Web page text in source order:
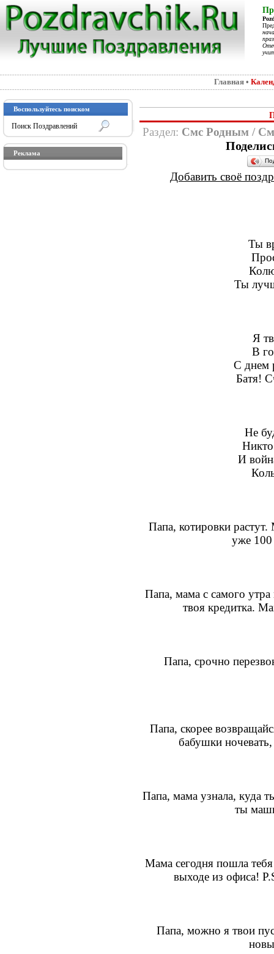
Главная •
Воспользуйтесь поиском
Реклама
Раздел: Смс Родным /
Добавить своё
Ты
Ты
Я
В
С днем
Батя!
Не
Никто
И
Папа, котировки
уже 100
Папа, мама с самого
твоя кредитка.
Папа, срочно
Папа, скорее
бабушки
Папа, мама узнала, куда
ты
Мама сегодня пошла
выходе из офиса!
Папа, можно я твои